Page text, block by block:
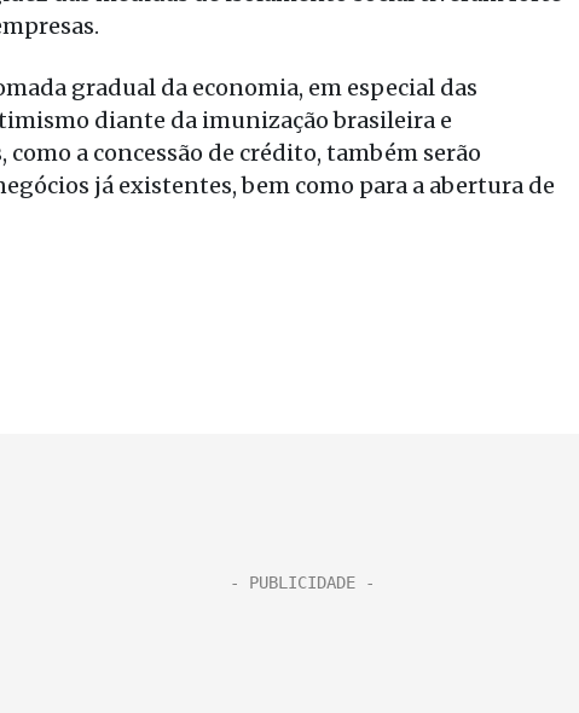
gradual da economia, em especial das
diante da imunização brasileira e
a concessão de crédito, também serão
já existentes, bem como para a abertura de